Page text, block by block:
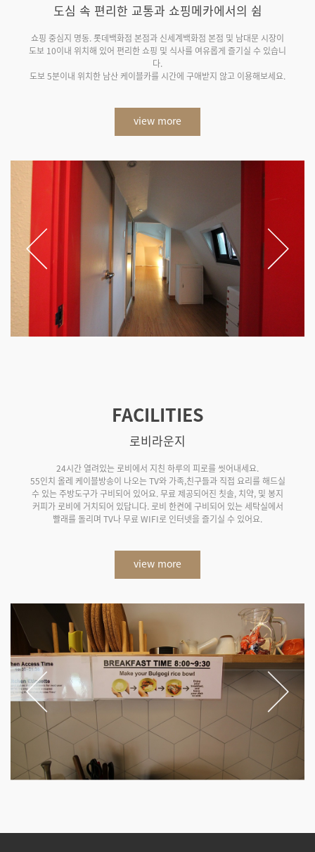
도심 속 편리한 교통과 쇼핑메카에서의 쉼
쇼핑 중심지 명동. 롯데백화점 본점과 신세계백화점 본점 및 남대문 시장이
도보 10이내 위치해 있어 편리한 쇼핑 및 식사를 여유롭게 즐기실 수 있습니
다.
도보 5분이내 위치한 남산 케이블카를 시간에 구애받지 않고 이용해보세요.
view more
FACILITIES
로비라운지
24시간 열려있는 로비에서 지친 하루의 피로를 씻어내세요.
55인치 올레 케이블방송이 나오는 TV와 가족,친구들과 직접 요리를 해드실
수 있는 주방도구가 구비되어 있어요. 무료 제공되어진 칫솔, 치약, 및 봉지
커피가 로비에 거치되어 있답니다. 로비 한켠에 구비되어 있는 세탁실에서
빨래를 돌리며 TV나 무료 WIFI로 인터넷을 즐기실 수 있어요.
view more